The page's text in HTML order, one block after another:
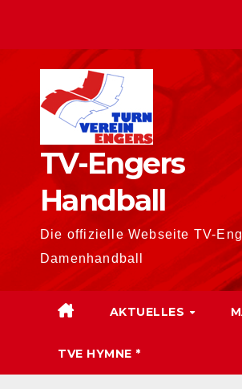
TV-Engers
Handball
Die offizielle Webseite TV-
Damenhandball
AKTUELLES
TVE HYMNE *